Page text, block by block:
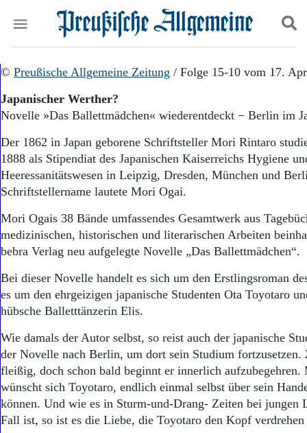
Start
Wer wir sind
Aktuelle Ausgabe
Abonnent werden
Abo Prämien
Archiv
Mediadaten
Politik
Panorama
Leben
Geschichte
Ostpreußen
Pommern
Schlesien
Danzig und Westpreußen
Bücher
Kontakt
Impressum
Suchen und finden
© Preußische Allgemeine Zeitung / Folge 15-10 vom 17.
Japanischer Werther?
Novelle »Das Ballettmädchen« wiederentdeckt − Berlin im
Der 1862 in Japan geborene Schriftsteller Mori Rintaro
1888 als Stipendiat des Japanischen Kaiserreichs Hygiene
Heeressanitätswesen in Leipzig, Dresden, München und
Schriftstellername lautete Mori Ogai.
Mori Ogais 38 Bände umfassendes Gesamtwerk aus
medizinischen, historischen und literarischen Arbeiten
bebra Verlag neu aufgelegte Novelle „Das Ballettmädchen“.
Bei dieser Novelle handelt es sich um den Erstlingsroman
es um den ehrgeizigen japanische Studenten Ota Toyotaro
hübsche Balletttänzerin Elis.
Wie damals der Autor selbst, so reist auch der japanische
der Novelle nach Berlin, um dort sein Studium fortzusetzen.
fleißig, doch schon bald beginnt er innerlich aufzubegehren.
wünscht sich Toyotaro, endlich einmal selbst über sein
können. Und wie es in Sturm-und-Drang- Zeiten bei jungen
Fall ist, so ist es die Liebe, die Toyotaro den Kopf